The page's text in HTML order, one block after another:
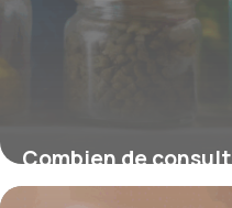
Combien de
nécessaires chez